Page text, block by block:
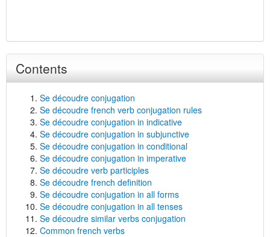
Contents
Se découdre conjugation
Se découdre french verb conjugation rules
Se découdre conjugation in indicative
Se découdre conjugation in subjunctive
Se découdre conjugation in conditional
Se découdre conjugation in imperative
Se découdre verb participles
Se découdre french definition
Se découdre conjugation in all forms
Se découdre conjugation in all tenses
Se découdre similar verbs conjugation
Common french verbs